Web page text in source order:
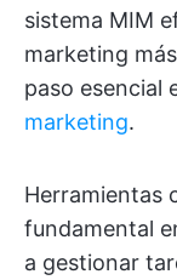
sistema MIM
marketing
paso esencial
marketing.
Herramientas
fundamental
a gestionar